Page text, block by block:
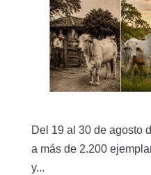
Del 19 al 30 de agosto
a más de 2.200
y...